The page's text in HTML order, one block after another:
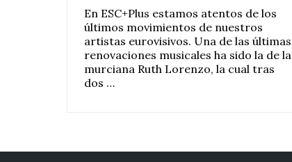
En ESC+Plus estamos atentos de los
últimos movimientos de nuestros
artistas eurovisivos. Una de las últimas
renovaciones musicales ha sido la de la
murciana Ruth Lorenzo, la cual tras
dos …